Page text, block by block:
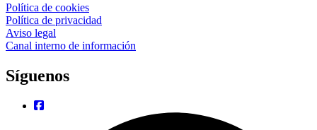
Política de cookies
Política de privacidad
Aviso legal
Canal interno de información
Síguenos